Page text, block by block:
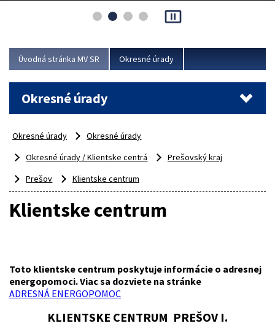
asociácie poisťovní (SLASPO) a Ministerstva vnútra SR.
Viac
pause_presentation
Úvodná stránka MV SR Okresné úrady
Okresné úrady
Okresné úrady
Okresné úrady
Okresné úrady / Klientske centrá
Prešovský kraj
Prešov
Klientske centrum
Klientske centrum
Toto klientske centrum poskytuje informácie o adresnej
energopomoci. Viac sa dozviete na stránke
ADRESNÁ ENERGOPOMOC
KLIENTSKE CENTRUM PREŠOV I.